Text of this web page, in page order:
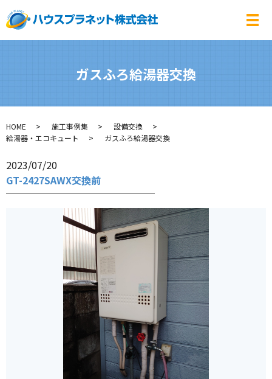
メ
ガスふろ給湯器交換
HOME 施工事例集
設備交換
給湯器・エコキュート
ガスふろ給湯器交換
2023/07/20
GT-2427SAWX交換前